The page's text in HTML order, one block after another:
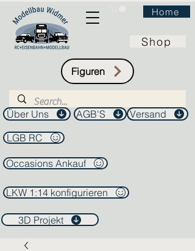
Home
Shop
Figuren
Über Uns AGB'S
Versand
LGB RC
Occasions Ankauf
LKW 1:14 konfigurieren
3D Projekt